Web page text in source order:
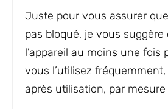
Juste pour vous assurer
pas bloqué, je vous suggère
l’appareil au moins une fois
vous l’utilisez
après utilisation, par